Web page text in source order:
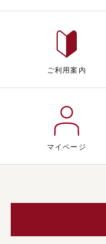
ご利用案内
マイページ